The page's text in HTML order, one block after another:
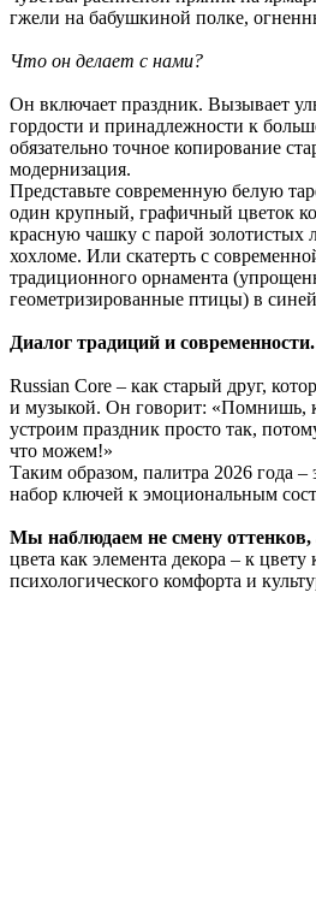
гжели на бабушкиной полке,
Что он делает с нами?
Он включает праздник. Вызывает
гордости и принадлежности к
обязательно точное копирование
модернизация.
Представьте современную белую
один крупный, графичный цветок
красную чашку с парой
хохломе. Или скатерть с
традиционного орнамента
геометризированные птицы) в
Диалог традиций и современности.
Russian Core – как старый друг,
и музыкой. Он говорит: «Помнишь,
устроим праздник просто так,
что можем!»
Таким образом, палитра 2026 года –
набор ключей к эмоциональным
Мы наблюдаем не смену
цвета как элемента декора – к
психологического комфорта и